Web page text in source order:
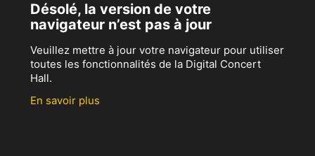
Désolé, la version de votre
navigateur n’est pas à jour
Veuillez mettre à jour votre navigateur pour utiliser
toutes les fonctionnalités de la Digital Concert
Hall.
En savoir plus